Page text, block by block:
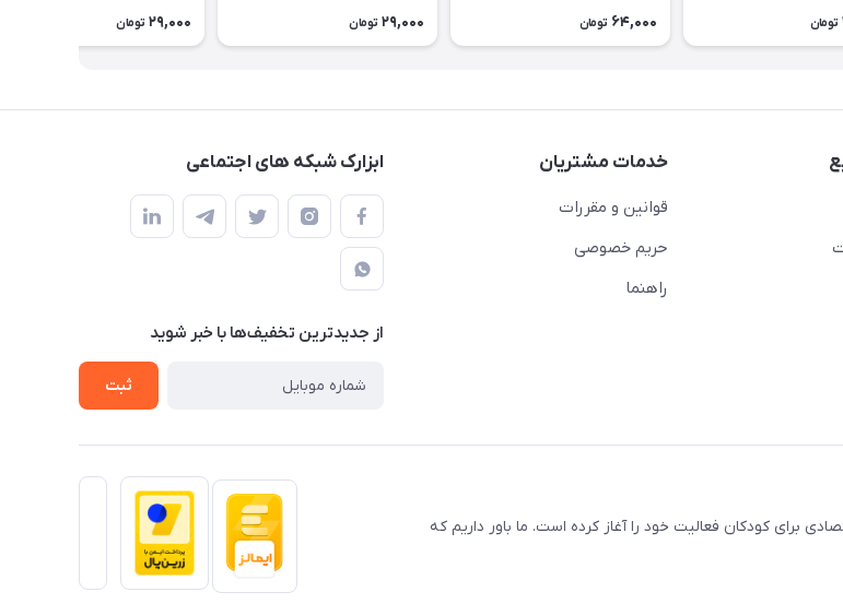
تومان 64,000 تومان 29,000 تومان 29,000 تومان
خدمات مشتریان
قوانین و مقررات
حریم خصوصی
راهنما
ابزارک شبکه های اجتماعی
از جدید‌ترین تخفیف‌ها با‌ خبر شوید
ثبت
برای کودکان فعالیت خود را آغاز کرده است. ما باور داریم که